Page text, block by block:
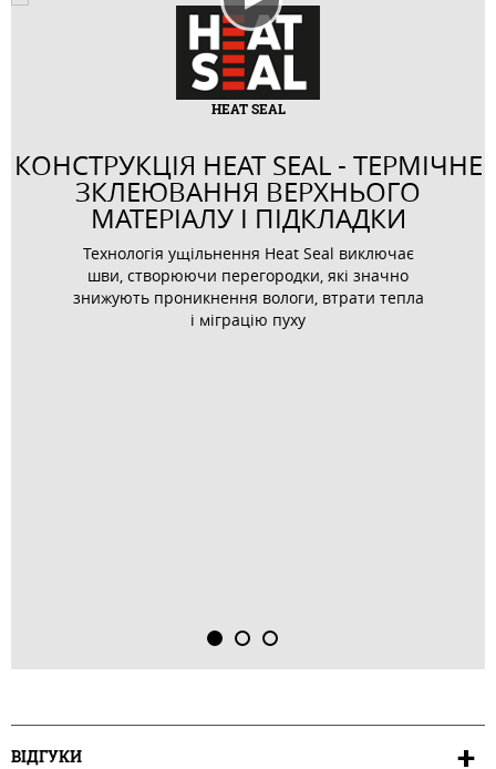
HEAT SEAL
КОНСТРУКЦІЯ HEAT SEAL - ТЕРМІЧНЕ
ЗКЛЕЮВАННЯ ВЕРХНЬОГО
МАТЕРІАЛУ І ПІДКЛАДКИ
Технологія ущільнення Heat Seal виключає
шви, створюючи перегородки, які значно
знижують проникнення вологи, втрати тепла
і міграцію пуху
ВІДГУКИ